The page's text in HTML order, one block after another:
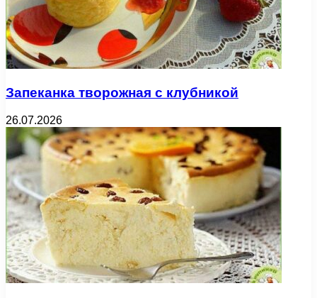
Запеканка творожная с клубникой
26.07.2026